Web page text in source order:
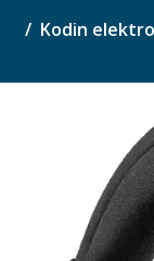
Kodin